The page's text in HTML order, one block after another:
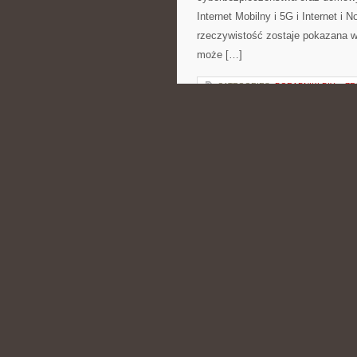
Internet Mobilny i 5G i Internet i
rzeczywistość zostaje pokazana
może […]
CATEGORIES:PORADNIKI DIY –